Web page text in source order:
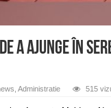
a ajunge în
Administratie 515